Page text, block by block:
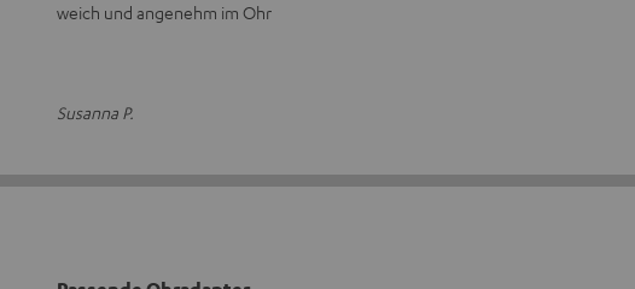
weich und angenehm im Ohr
Susanna P.